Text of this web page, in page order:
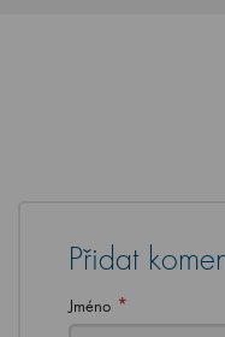
Přidat
Jméno *